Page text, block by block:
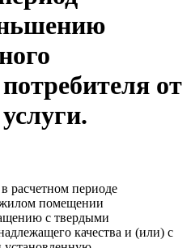
от
расчетном периоде
помещении
с твердыми
качества и (или) с